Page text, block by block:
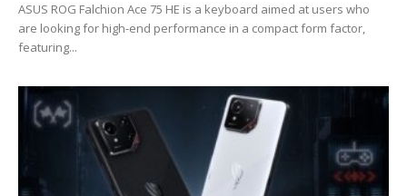
ASUS ROG Falchion Ace 75 HE is a keyboard aimed at users who
are looking for high-end performance in a compact form factor,
featuring...